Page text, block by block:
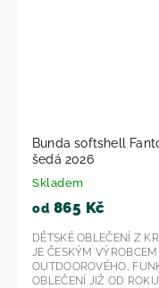
Softshell bunda
melír korálová 2026
Skladem
od815 Kč
DĚTSKÉ OBLEČENÍ Z
JE ČESKÝM
OUTDOOROVÉHO,
OBLEČENÍ JIŽ OD